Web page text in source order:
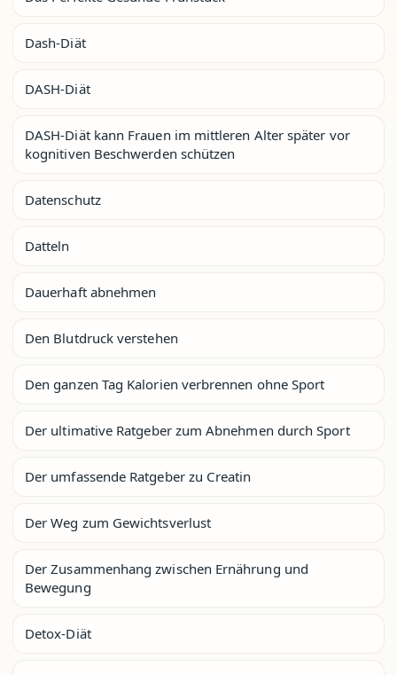
Dash-Diät
DASH-Diät
DASH-Diät kann Frauen im mittleren Alter später vor
kognitiven Beschwerden schützen
Datenschutz
Datteln
Dauerhaft abnehmen
Den Blutdruck verstehen
Den ganzen Tag Kalorien verbrennen ohne Sport
Der ultimative Ratgeber zum Abnehmen durch Sport
Der umfassende Ratgeber zu Creatin
Der Weg zum Gewichtsverlust
Der Zusammenhang zwischen Ernährung und
Bewegung
Detox-Diät